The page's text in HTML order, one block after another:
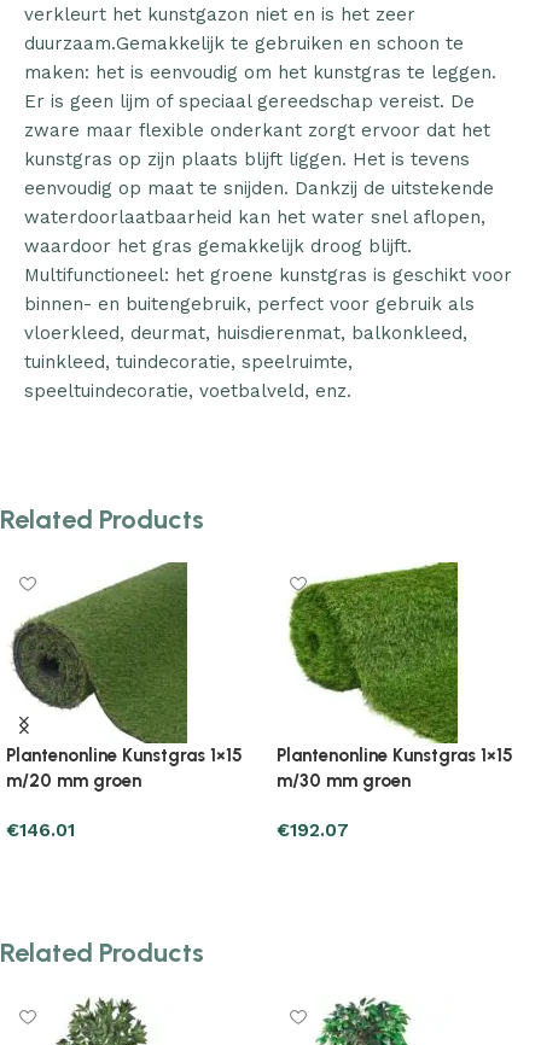
verkleurt het kunstgazon niet en is het zeer
duurzaam.Gemakkelijk te gebruiken en schoon te
maken: het is eenvoudig om het kunstgras te leggen.
Er is geen lijm of speciaal gereedschap vereist. De
zware maar flexible onderkant zorgt ervoor dat het
kunstgras op zijn plaats blijft liggen. Het is tevens
eenvoudig op maat te snijden. Dankzij de uitstekende
waterdoorlaatbaarheid kan het water snel aflopen,
waardoor het gras gemakkelijk droog blijft.
Multifunctioneel: het groene kunstgras is geschikt voor
binnen- en buitengebruik, perfect voor gebruik als
vloerkleed, deurmat, huisdierenmat, balkonkleed,
tuinkleed, tuindecoratie, speelruimte,
speeltuindecoratie, voetbalveld, enz.
Related Products
1×15
Plantenonline Kunstgras 1×15
m/40 mm groen
Plantenonline
m/20 mm groen
Related Products